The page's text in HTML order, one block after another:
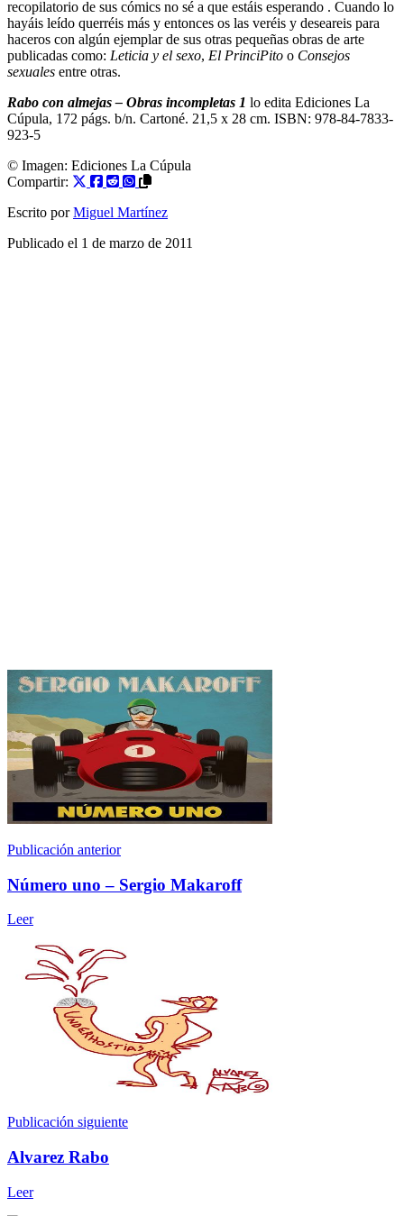
recopilatorio de sus cómics no sé a que estáis esperando . Cuando lo
hayáis leído querréis más y entonces os las veréis y deseareis para
haceros con algún ejemplar de sus otras pequeñas obras de arte
publicadas como: Leticia y el sexo, El PrinciPito o Consejos
sexuales entre otras.
Rabo con almejas – Obras incompletas 1 lo edita Ediciones La
Cúpula, 172 págs. b/n. Cartoné. 21,5 x 28 cm. ISBN: 978-84-7833-
923-5
© Imagen: Ediciones La Cúpula
Compartir:
Escrito por Miguel Martínez
Publicado el 1 de marzo de 2011
Publicación anterior
Número uno – Sergio Makaroff
Leer
Publicación siguiente
Alvarez Rabo
Leer